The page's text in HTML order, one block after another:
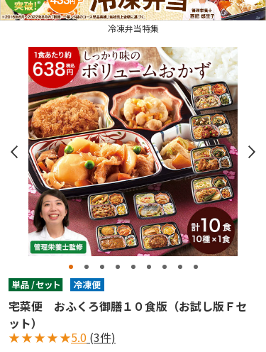
冷凍弁当特集
宅菜便 おふくろ御膳１０食版（お試し版Ｆセ
ット）
★★★★★5.0 (3件)